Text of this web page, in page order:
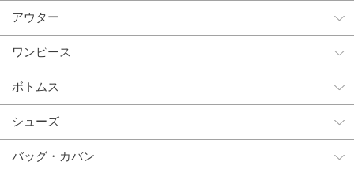
アウター
ワンピース
ボトムス
シューズ
バッグ・カバン